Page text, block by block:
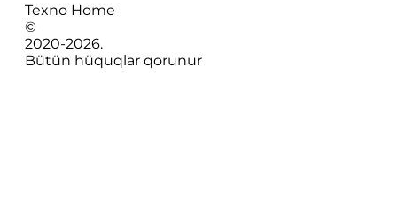
Texno Home
©
2020-2026.
Bütün hüquqlar qorunur